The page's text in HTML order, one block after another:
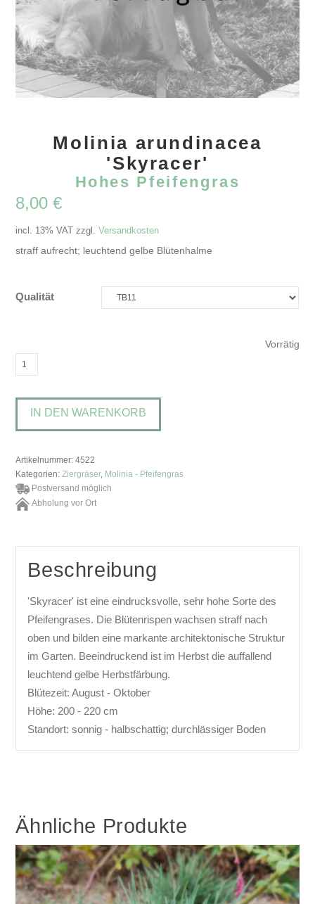
Molinia arundinacea
'Skyracer'
Hohes Pfeifengras
8,00€
incl. 13% VAT zzgl.Versandkosten
straff aufrecht; leuchtend gelbe Blütenhalme
Qualität
Vorrätig
Molinia
'Skyracer'Hohes
Pfeifengras
Menge
IN DEN WARENKORB
Artikelnummer:4522
Kategorien: Ziergräser, Molinia - Pfeifengras
Postversand möglich
Abholung vor Ort
Beschreibung
'Skyracer' ist eine eindrucksvolle, sehr hohe Sorte des
Pfeifengrases. Die Blütenrispen wachsen straff nach
oben und bilden eine markante architektonische Struktur
im Garten. Beeindruckend ist im Herbst die auffallend
leuchtend gelbe Herbstfärbung.
Blütezeit: August - Oktober
Höhe: 200 - 220 cm
Standort: sonnig - halbschattig; durchlässiger Boden
Ähnliche Produkte